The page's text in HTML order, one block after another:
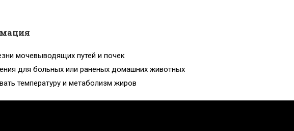
мочевыводящих путей и почек
для больных или раненых домашних животных
температуру и метаболизм жиров